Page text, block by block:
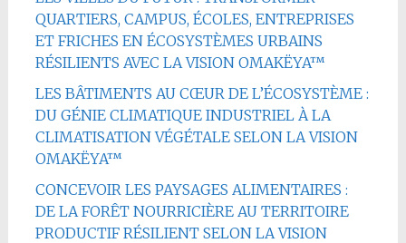
QUARTIERS, CAMPUS, ÉCOLES, ENTREPRISES
ET FRICHES EN ÉCOSYSTÈMES URBAINS
RÉSILIENTS AVEC LA VISION OMAKËYA™
LES BÂTIMENTS AU CŒUR DE L’ÉCOSYSTÈME :
DU GÉNIE CLIMATIQUE INDUSTRIEL À LA
CLIMATISATION VÉGÉTALE SELON LA VISION
OMAKËYA™
CONCEVOIR LES PAYSAGES ALIMENTAIRES :
DE LA FORÊT NOURRICIÈRE AU TERRITOIRE
PRODUCTIF RÉSILIENT SELON LA VISION